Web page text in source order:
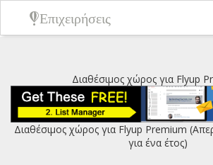
Διαθέσιμος χώρος για Flyup
Διαθέσιμος χώρος για Flyup Premium
για ένα έτος)
Επιχειρήσεις